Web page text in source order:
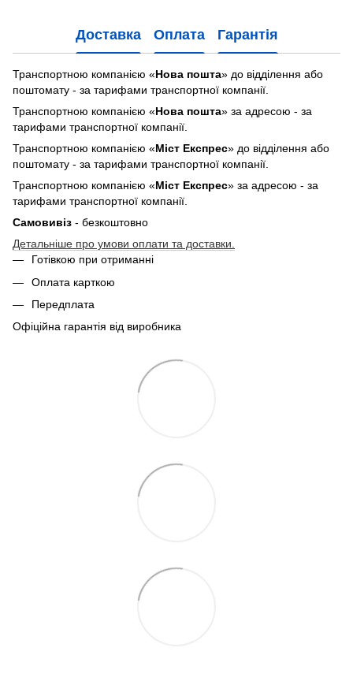
Доставка Оплата Гарантія
Транспортною компанією «Нова пошта» до відділення або
поштомату - за тарифами транспортної компанії.
Транспортною компанією «Нова пошта» за адресою - за
тарифами транспортної компанії.
Транспортною компанією «Міст Експрес» до відділення або
поштомату - за тарифами транспортної компанії.
Транспортною компанією «Міст Експрес» за адресою - за
тарифами транспортної компанії.
Самовивіз - безкоштовно
Детальніше про умови оплати та доставки.
Готівкою при отриманні
Оплата карткою
Передплата
Офіційна гарантія від виробника